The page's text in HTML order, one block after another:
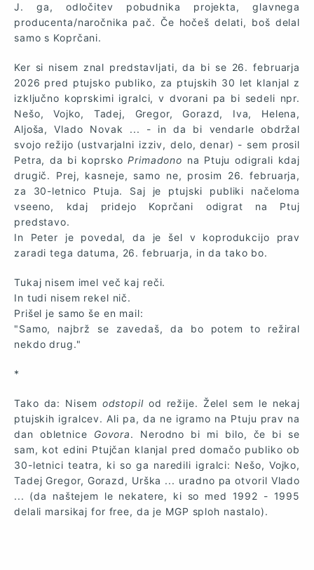
J. ga, odločitev pobudnika projekta, glavnega
producenta/naročnika pač. Če hočeš delati, boš delal
samo s Koprčani.
Ker si nisem znal predstavljati, da bi se 26. februarja
2026 pred ptujsko publiko, za ptujskih 30 let klanjal z
izključno koprskimi igralci, v dvorani pa bi sedeli npr.
Nešo, Vojko, Tadej, Gregor, Gorazd, Iva, Helena,
Aljoša, Vlado Novak ... - in da bi vendarle obdržal
svojo režijo (ustvarjalni izziv, delo, denar) - sem prosil
Petra, da bi koprskoPrimadono na Ptuju odigrali kdaj
drugič. Prej, kasneje, samo ne, prosim 26. februarja,
za 30-letnico Ptuja. Saj je ptujski publiki načeloma
vseeno, kdaj pridejo Koprčani odigrat na Ptuj
predstavo.
In Peter je povedal, da je šel v koprodukcijo prav
zaradi tega datuma, 26. februarja, in da tako bo.
Tukaj nisem imel več kaj reči.
In tudi nisem rekel nič.
Prišel je samo še en mail:
"Samo, najbrž se zavedaš, da bo potem to režiral
nekdo drug."
*
Tako da: Nisem odstopilod režije. Želel sem le nekaj
ptujskih igralcev. Ali pa, da ne igramo na Ptuju prav na
dan obletnice Govora. Nerodno bi mi bilo, če bi se
sam, kot edini Ptujčan klanjal pred domačo publiko ob
30-letnici teatra, ki so ga naredili igralci: Nešo, Vojko,
Tadej Gregor, Gorazd, Urška ... uradno pa otvoril Vlado
... (da naštejem le nekatere, ki so med 1992 - 1995
delali marsikaj for free, da je MGP sploh nastalo).